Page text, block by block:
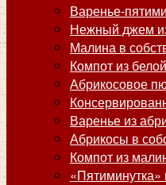
Варенье-
Нежный джем
Малина в
Компот из
Абрикосовое
Варенье из
Абрикосы в
Компот из
«Пятиминутка»